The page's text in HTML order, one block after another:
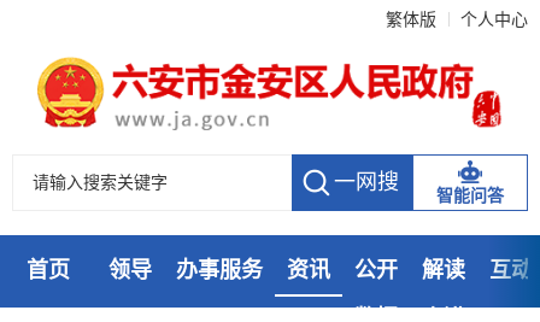
繁体版 个人中心
智能问答
首页 领导 办事服务 资讯 公开 解读
互动